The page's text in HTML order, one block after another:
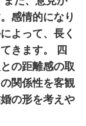
感情的になり
よって、長く
きます。 四
の距離感の取
関係性を客観
の形を考えや